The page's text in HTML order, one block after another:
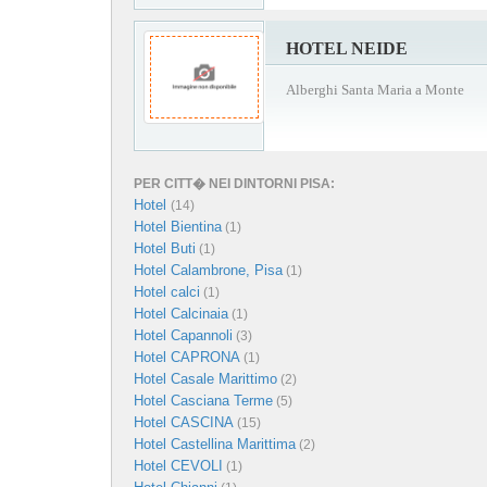
HOTEL NEIDE
Alberghi Santa Maria a Monte
PER CITT� NEI DINTORNI PISA:
Hotel (14)
Hotel Bientina(1)
Hotel Buti (1)
Hotel Calambrone, Pisa(1)
Hotel calci (1)
Hotel Calcinaia(1)
Hotel Capannoli (3)
Hotel CAPRONA (1)
Hotel Casale Marittimo (2)
Hotel Casciana Terme (5)
Hotel CASCINA (15)
Hotel Castellina Marittima(2)
Hotel CEVOLI (1)